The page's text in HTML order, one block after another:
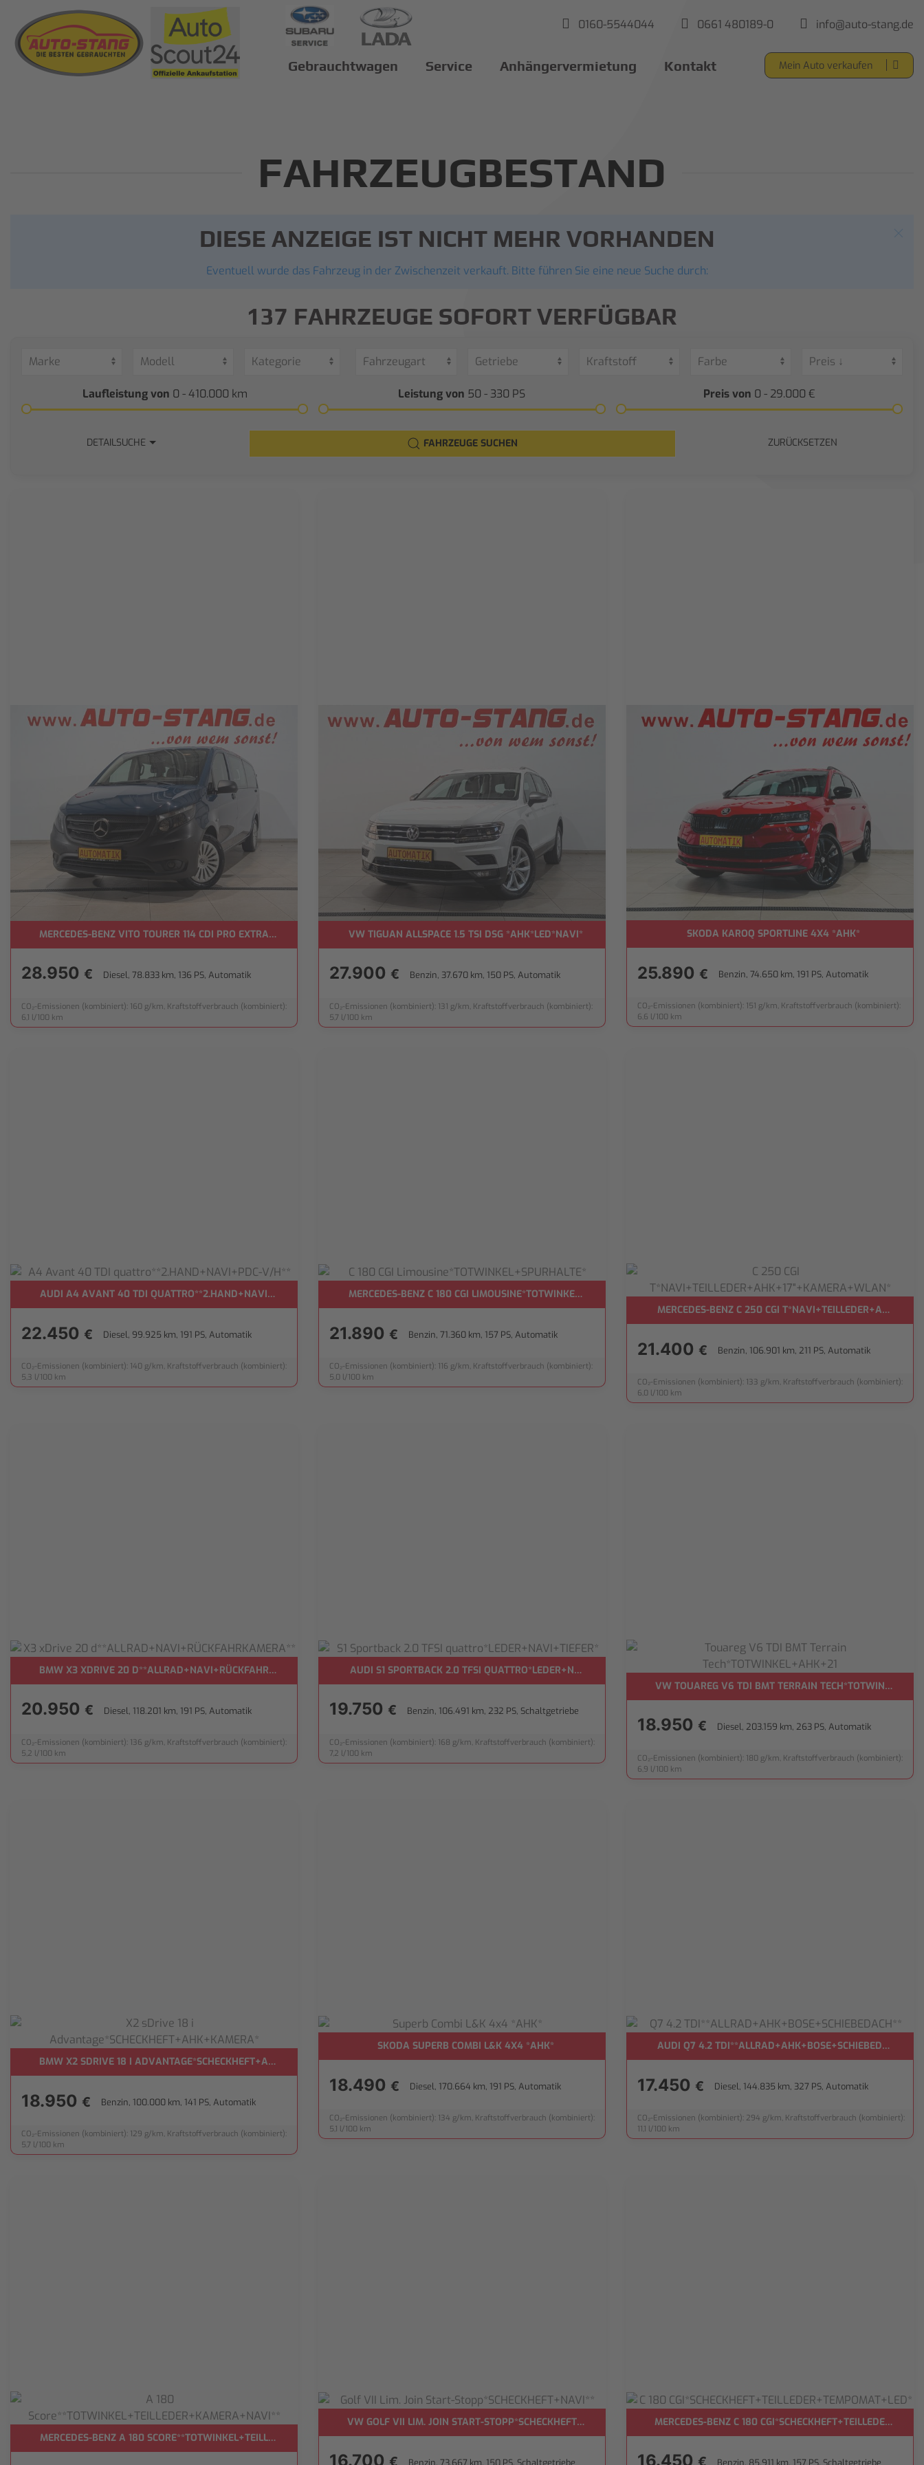
0160-5544044 0661 480189-0 info@auto-stang.de
Mein Auto verkaufen
Gebrauchtwagen Service Anhängervermietung Kontakt
FAHRZEUGBESTAND
DIESE ANZEIGE IST NICHT MEHR VORHANDEN
Eventuell wurde das Fahrzeug in der Zwischenzeit verkauft. Bitte führen Sie eine neue Suche durch:
137 FAHRZEUGE SOFORT VERFÜGBAR
Laufleistung von 0 - 410.000 km Leistung von 50 - 330 PS Preis von 0 - 29.000 €
DETAILSUCHE FAHRZEUGE SUCHEN ZURÜCKSETZEN
MERCEDES-BENZ VITO TOURER 114 CDI PRO EXTRALANG
28.950 € Diesel, 78.833 km, 136 PS, Automatik
CO₂-Emissionen (kombiniert): 160 g/km, Kraftstoffverbrauch (kombiniert):
6,1 l/100 km
VW TIGUAN ALLSPACE 1.5 TSI DSG *AHK*LED*NAVI*
27.900 € Benzin, 37.670 km, 150 PS, Automatik
CO₂-Emissionen (kombiniert): 131 g/km, Kraftstoffverbrauch (kombiniert):
5,7 l/100 km
SKODA KAROQ SPORTLINE 4X4 *AHK*
25.890 € Benzin, 74.650 km, 191 PS, Automatik
CO₂-Emissionen (kombiniert): 151 g/km, Kraftstoffverbrauch (kombiniert):
6,6 l/100 km
AUDI A4 AVANT 40 TDI QUATTRO**2.HAND+NAVI+PDC-V/H**
22.450 € Diesel, 99.925 km, 191 PS, Automatik
CO₂-Emissionen (kombiniert): 140 g/km, Kraftstoffverbrauch (kombiniert):
5,3 l/100 km
MERCEDES-BENZ C 180 CGI LIMOUSINE*TOTWINKEL+SPURHALTE*
21.890 € Benzin, 71.360 km, 157 PS, Automatik
CO₂-Emissionen (kombiniert): 116 g/km, Kraftstoffverbrauch (kombiniert):
5,0 l/100 km
MERCEDES-BENZ C 250 CGI
21.400 € Benzin, 106.901 km, 211 PS, Automatik
CO₂-Emissionen (kombiniert): 133 g/km, Kraftstoffverbrauch (kombiniert):
6,0 l/100 km
BMW X3 XDRIVE 20 D**ALLRAD+NAVI+RÜCKFAHRKAMERA**
20.950 € Diesel, 118.201 km, 191 PS, Automatik
CO₂-Emissionen (kombiniert): 136 g/km, Kraftstoffverbrauch (kombiniert):
5,2 l/100 km
AUDI S1 SPORTBACK 2.0 TFSI QUATTRO*LEDER+NAVI+TIEFER*
19.750 € Benzin, 106.491 km, 232 PS, Schaltgetriebe
CO₂-Emissionen (kombiniert): 168 g/km, Kraftstoffverbrauch (kombiniert):
7,2 l/100 km
VW TOUAREG V6 TDI BMT TERRAIN
18.950 € Diesel, 203.159 km, 263 PS, Automatik
CO₂-Emissionen (kombiniert): 180 g/km, Kraftstoffverbrauch (kombiniert):
6,9 l/100 km
BMW X2 SDRIVE 18 I ADVANTAGE*SCHECKHEFT+AHK+KAMERA*
18.950 € Benzin, 100.000 km, 141 PS, Automatik
CO₂-Emissionen (kombiniert): 129 g/km, Kraftstoffverbrauch (kombiniert):
5,7 l/100 km
SKODA SUPERB COMBI L&K 4X4 *AHK*
18.490 € Diesel, 170.664 km, 191 PS, Automatik
CO₂-Emissionen (kombiniert): 134 g/km, Kraftstoffverbrauch (kombiniert):
5,1 l/100 km
AUDI Q7 4.2 TDI**ALLRAD+AHK+BOSE+SCHIEBEDACH**
17.450 € Diesel, 144.835 km, 327 PS, Automatik
CO₂-Emissionen (kombiniert): 294 g/km, Kraftstoffverbrauch (kombiniert):
11,1 l/100 km
MERCEDES-BENZ A 180 SCORE**TOTWINKEL+TEILLEDER+KAMERA+NAVI**
VW GOLF VII LIM. JOIN START-STOPP*SCHECKHEFT+NAVI**
16.700 Benzin, 73.667 km, 150 PS, Schaltgetriebe
MERCEDES-BENZ C 180
16.450 Benzin, 85.911 km, 157 PS, Schaltgetriebe